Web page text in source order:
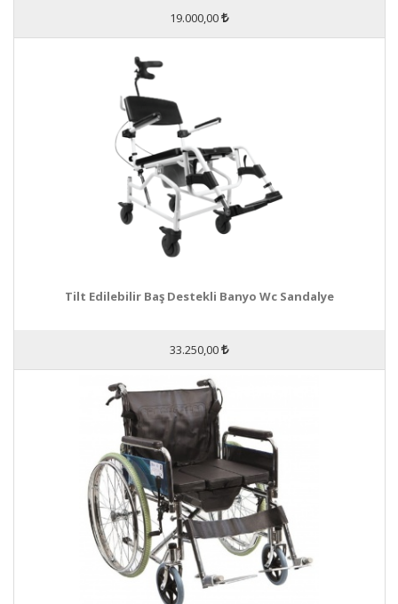
19.000,00
Tilt Edilebilir Baş Destekli Banyo Wc Sandalye
33.250,00